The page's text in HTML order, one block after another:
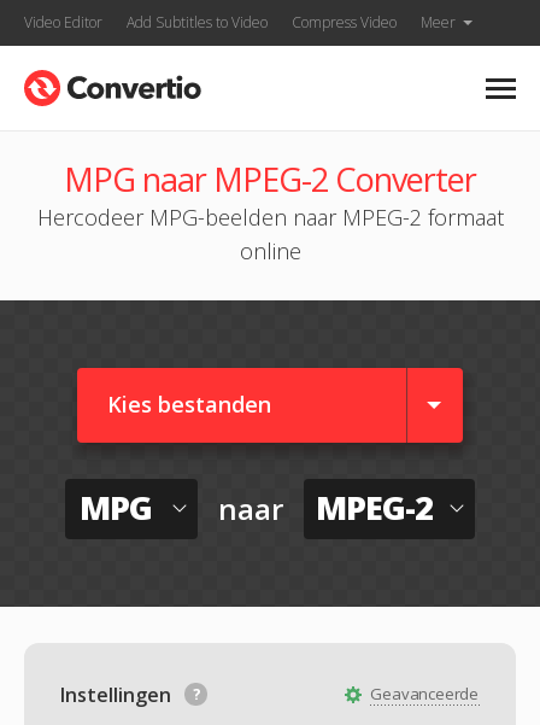
Video Editor Add Subtitles to Video Compress Video Meer
MPG naar MPEG-2 Converter
Hercodeer MPG-beelden naar MPEG-2 formaat
online
Kies bestanden
MPG naar MPEG-2
Geavanceerde
Instellingen